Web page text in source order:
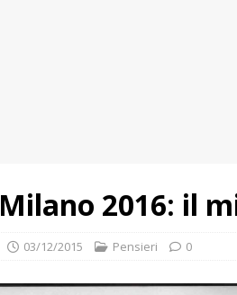
Milano 2016: il
03/12/2015 Pensieri 0